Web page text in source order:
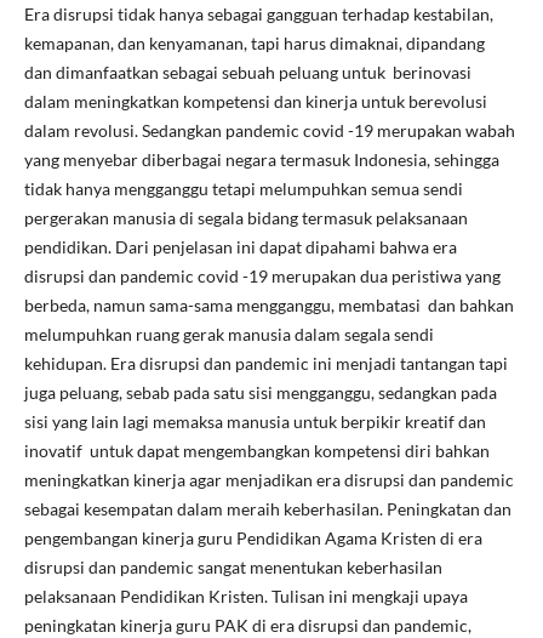
Era disrupsi tidak hanya sebagai gangguan terhadap kestabilan,
kemapanan, dan kenyamanan, tapi harus dimaknai, dipandang
dan dimanfaatkan sebagai sebuah peluang untuk berinovasi
dalam meningkatkan kompetensi dan kinerja untuk berevolusi
dalam revolusi. Sedangkan pandemic covid -19 merupakan wabah
yang menyebar diberbagai negara termasuk Indonesia, sehingga
tidak hanya mengganggu tetapi melumpuhkan semua sendi
pergerakan manusia di segala bidang termasuk pelaksanaan
pendidikan. Dari penjelasan ini dapat dipahami bahwa era
disrupsi dan pandemic covid -19 merupakan dua peristiwa yang
berbeda, namun sama-sama mengganggu, membatasi dan bahkan
melumpuhkan ruang gerak manusia dalam segala sendi
kehidupan. Era disrupsi dan pandemic ini menjadi tantangan tapi
juga peluang, sebab pada satu sisi mengganggu, sedangkan pada
sisi yang lain lagi memaksa manusia untuk berpikir kreatif dan
inovatif untuk dapat mengembangkan kompetensi diri bahkan
meningkatkan kinerja agar menjadikan era disrupsi dan pandemic
sebagai kesempatan dalam meraih keberhasilan. Peningkatan dan
pengembangan kinerja guru Pendidikan Agama Kristen di era
disrupsi dan pandemic sangat menentukan keberhasilan
pelaksanaan Pendidikan Kristen. Tulisan ini mengkaji upaya
peningkatan kinerja guru PAK di era disrupsi dan pandemic,